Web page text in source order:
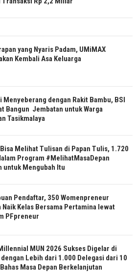
yang Nyaris Padam, UMiMAX
Kembali Asa Keluarga
Menyeberang dengan Rakit Bambu, BSI
Bangun Jembatan untuk Warga
Tasikmalaya
Bisa Melihat Tulisan di Papan Tulis, 1.720
Program #MelihatMasaDepan
untuk Mengubah Itu
Pendaftar, 350 Womenpreneur
Kelas Bersama Pertamina lewat
PFpreneur
MUN 2026 Sukses Digelar di
Lebih dari 1.000 Delegasi dari 10
Masa Depan Berkelanjutan